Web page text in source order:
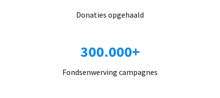
Donaties opgehaald
300.000+
Fondsenwerving campagnes